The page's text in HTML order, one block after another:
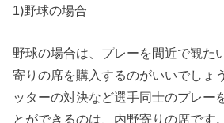
1)野球の場合
野球の場合は、プレーを間近で観た
寄りの席を購入するのがいいでしょ
ッターの対決など選手同士のプレー
とができるのは、内野寄りの席です